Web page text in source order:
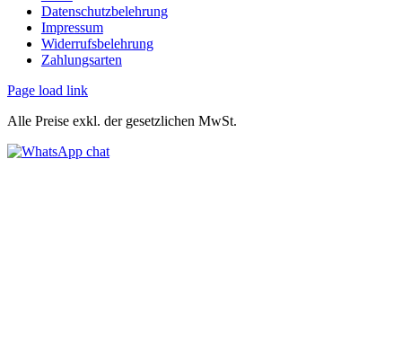
Datenschutzbelehrung
Impressum
Widerrufsbelehrung
Zahlungsarten
Page load link
Alle Preise exkl. der gesetzlichen MwSt.